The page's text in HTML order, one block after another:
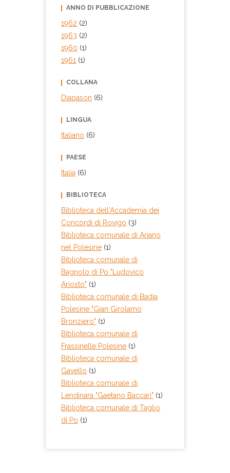
ANNO DI PUBBLICAZIONE
1962 (2)
1963 (2)
1960 (1)
1961 (1)
COLLANA
Diapason (6)
LINGUA
Italiano (6)
PAESE
Italia (6)
BIBLIOTECA
Biblioteca dell'Accademia dei
Concordi di Rovigo (3)
Biblioteca comunale di Ariano
nel Polesine (1)
Biblioteca comunale di
Bagnolo di Po "Ludovico
Ariosto" (1)
Biblioteca comunale di Badia
Polesine "Gian Girolamo
Bronziero" (1)
Biblioteca comunale di
Frassinelle Polesine (1)
Biblioteca comunale di
Gavello (1)
Biblioteca comunale di
Lendinara "Gaetano Baccari" (1)
Biblioteca comunale di Taglio
di Po (1)